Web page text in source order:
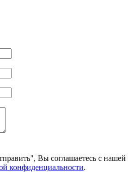
Вы соглашаетесь с нашей
конфиденциальности.